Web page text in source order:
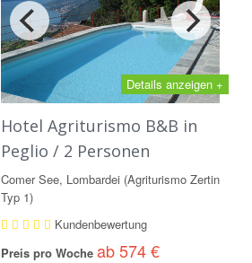
Details anzeigen +
Hotel Agriturismo B&B in
Peglio / 2 Personen
Comer See, Lombardei (Agriturismo Zertin
Typ 1)
Kundenbewertung
Preis pro Woche ab 574 €